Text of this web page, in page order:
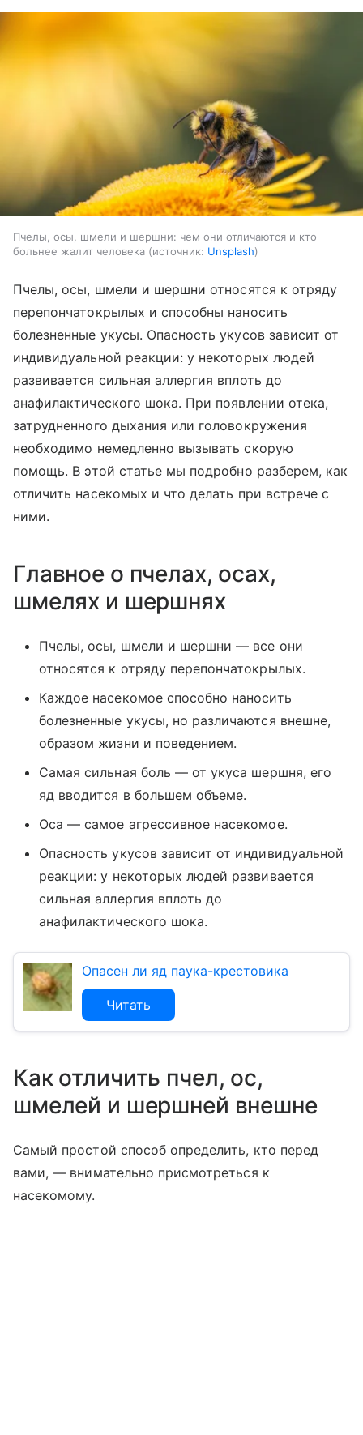
Пчелы, осы, шмели и шершни: чем они отличаются и кто
больнее жалит человека
источник: Unsplash
Пчелы, осы, шмели и шершни относятся к отряду
перепончатокрылых и способны наносить
болезненные укусы. Опасность укусов зависит от
индивидуальной реакции: у некоторых людей
развивается сильная аллергия вплоть до
анафилактического шока. При появлении отека,
затрудненного дыхания или головокружения
необходимо немедленно вызывать скорую
помощь. В этой статье мы подробно разберем, как
отличить насекомых и что делать при встрече с
ними.
Главное о пчелах, осах,
шмелях и шершнях
Пчелы, осы, шмели и шершни — все они
относятся к отряду перепончатокрылых.
Каждое насекомое способно наносить
болезненные укусы, но различаются внешне,
образом жизни и поведением.
Самая сильная боль — от укуса шершня, его
яд вводится в большем объеме.
Оса — самое агрессивное насекомое.
Опасность укусов зависит от индивидуальной
реакции: у некоторых людей развивается
сильная аллергия вплоть до
анафилактического шока.
Опасен ли яд паука-крестовика
Читать
Как отличить пчел, ос,
шмелей и шершней внешне
Самый простой способ определить, кто перед
вами, — внимательно присмотреться к
насекомому.